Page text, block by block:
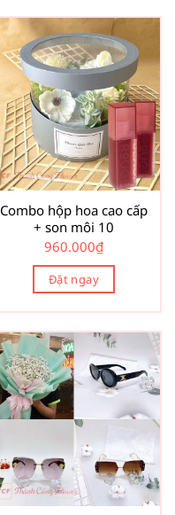
Combo hộp hoa cao cấp
+ son môi 10
960.000₫
Đặt ngay